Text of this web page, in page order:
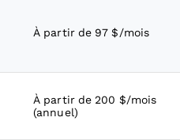
À partir de 97 $/mois
À partir de 200 $/mois
(annuel)